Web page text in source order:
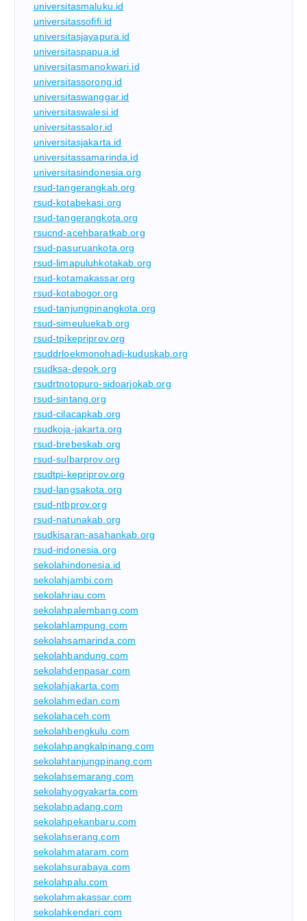
universitasmaluku.id
universitassofifi.id
universitasjayapura.id
universitaspapua.id
universitasmanokwari.id
universitassorong.id
universitaswanggar.id
universitaswalesi.id
universitassalor.id
universitasjakarta.id
universitassamarinda.id
universitasindonesia.org
rsud-tangerangkab.org
rsud-kotabekasi.org
rsud-tangerangkota.org
rsucnd-acehbaratkab.org
rsud-pasuruankota.org
rsud-limapuluhkotakab.org
rsud-kotamakassar.org
rsud-kotabogor.org
rsud-tanjungpinangkota.org
rsud-simeuluekab.org
rsud-tpikepriprov.org
rsuddrloekmonohadi-kuduskab.org
rsudksa-depok.org
rsudrtnotopuro-sidoarjokab.org
rsud-sintang.org
rsud-cilacapkab.org
rsudkoja-jakarta.org
rsud-brebeskab.org
rsud-sulbarprov.org
rsudtpi-kepriprov.org
rsud-langsakota.org
rsud-ntbprov.org
rsud-natunakab.org
rsudkisaran-asahankab.org
rsud-indonesia.org
sekolahindonesia.id
sekolahjambi.com
sekolahriau.com
sekolahpalembang.com
sekolahlampung.com
sekolahsamarinda.com
sekolahbandung.com
sekolahdenpasar.com
sekolahjakarta.com
sekolahmedan.com
sekolahaceh.com
sekolahbengkulu.com
sekolahpangkalpinang.com
sekolahtanjungpinang.com
sekolahsemarang.com
sekolahyogyakarta.com
sekolahpadang.com
sekolahpekanbaru.com
sekolahserang.com
sekolahmataram.com
sekolahsurabaya.com
sekolahpalu.com
sekolahmakassar.com
sekolahkendari.com